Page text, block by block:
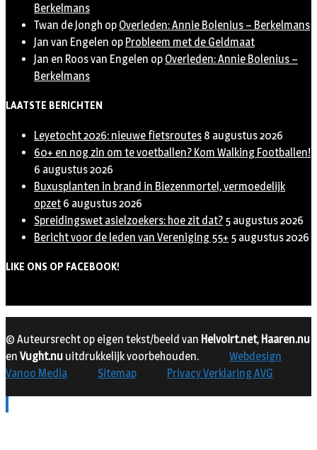
Berkelmans
Twan de Jongh op Overleden: Annie Bolenius – Berkelmans
Jan van Engelen op Probleem met de Geldmaat
Jan en Roos van Engelen op Overleden: Annie Bolenius –
Berkelmans
LAATSTE BERICHTEN
Leyetocht 2026: nieuwe fietsroutes 8 augustus 2026
60+ en nog zin om te voetballen? Kom Walking Footballen!
6 augustus 2026
Buxusplanten in brand in Biezenmortel, vermoedelijk
opzet 6 augustus 2026
Spreidingswet asielzoekers: hoe zit dat? 5 augustus 2026
Bericht voor de leden van Vereniging 55+ 5 augustus 2026
LIKE ONS OP FACEBOOK!
© Auteursrecht op eigen tekst/beeld van Helvoirt.net, Haaren.nu
en Vught.nu uitdrukkelijk voorbehouden.
Webdesign
Vanoo Media
Sitemap Privacy Verklaring AVG